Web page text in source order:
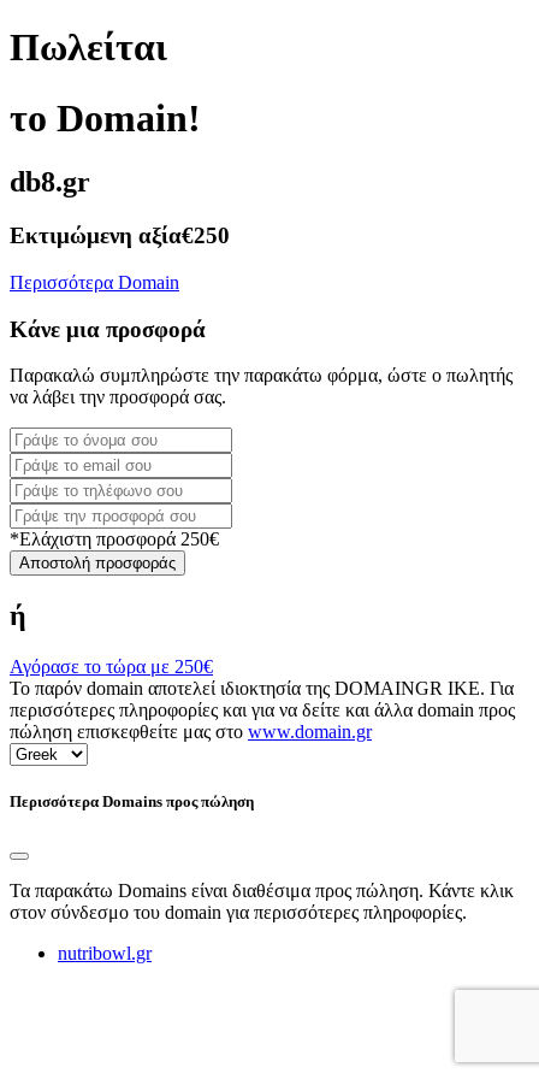
Πωλείται
το Domain!
db8.gr
Εκτιμώμενη αξία€250
Περισσότερα Domain
Κάνε μια προσφορά
Παρακαλώ συμπληρώστε την παρακάτω φόρμα, ώστε ο πωλητής
να λάβει την προσφορά σας.
*Ελάχιστη προσφορά 250€
Αποστολή προσφοράς
ή
Αγόρασε το τώρα με 250€
Το παρόν domain αποτελεί ιδιοκτησία της DOMAINGR ΙΚΕ. Για
περισσότερες πληροφορίες και για να δείτε και άλλα domain προς
πώληση επισκεφθείτε μας στο www.domain.gr
Περισσότερα Domains προς πώληση
Τα παρακάτω Domains είναι διαθέσιμα προς πώληση. Κάντε κλικ
στον σύνδεσμο του domain για περισσότερες πληροφορίες.
nutribowl.gr